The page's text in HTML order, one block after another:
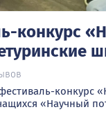
конкурс
конкурс
«Научный